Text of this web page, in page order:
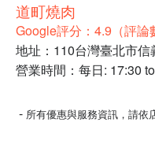
道町燒肉
Google評分：4.9（評論
地址：110台灣臺北市
營業時間：每日: 17:30
- 所有優惠與服務資訊，請依